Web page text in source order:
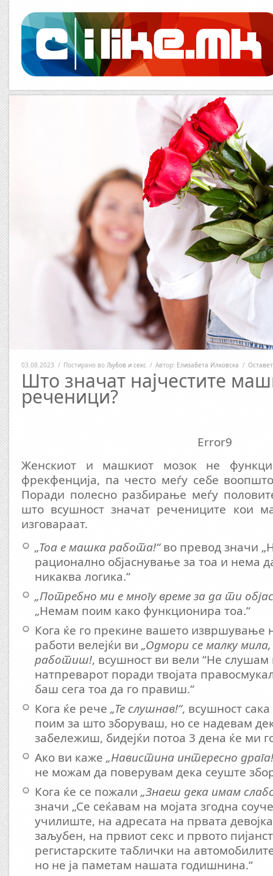
03.08.2023 / Постирано во Љубов и секс / Автор: Елизабета Илковска /
Што значат најчестите
реченици?
Error9
Женскиот и машкиот мозок не
фрекфенција, па често меѓу себе
Поради полесно разбирање меѓу
што всушност значат речениците кои
изговараат.
„Тоа е машка работа!“во превод значи
рационално објаснување за тоа и нема
никаква логика.“
„Потребно ми е многу време за да ти
„Немам поим како функционира тоа.“
Кога ќе го прекине вашето
работи велејќи ви „Одмори се малку мила,
работиш!, всушност ви вели “Не
натпреварот поради твојата
баш сега тоа да го правиш.“
Кога ќе рече „Те слушнав!“, всушност
поим за што зборуваш, но се надевам
забележиш, бидејќи потоа 3 дена ќе ми
Ако ви каже „Навистина интересно
не можам да поверувам дека сеуште
Кога ќе се пожали „Знаеш дека имам
значи „Се сеќавам на мојата згодна
училиште, на адресата на првата
заљубен, на првиот секс и првото
регистарските таблички на
но не ја паметам нашата годишнина.“